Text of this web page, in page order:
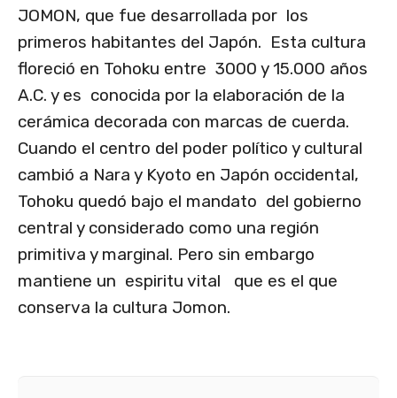
JOMON, que fue desarrollada por los
primeros habitantes del Japón. Esta cultura
floreció en Tohoku entre 3000 y 15.000 años
A.C. y es conocida por la elaboración de la
cerámica decorada con marcas de cuerda.
Cuando el centro del poder político y cultural
cambió a Nara y Kyoto en Japón occidental,
Tohoku quedó bajo el mandato del gobierno
central y considerado como una región
primitiva y marginal. Pero sin embargo
mantiene un espiritu vital que es el que
conserva la cultura Jomon.